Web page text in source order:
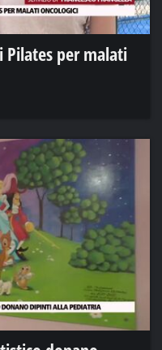
Pilates per malati